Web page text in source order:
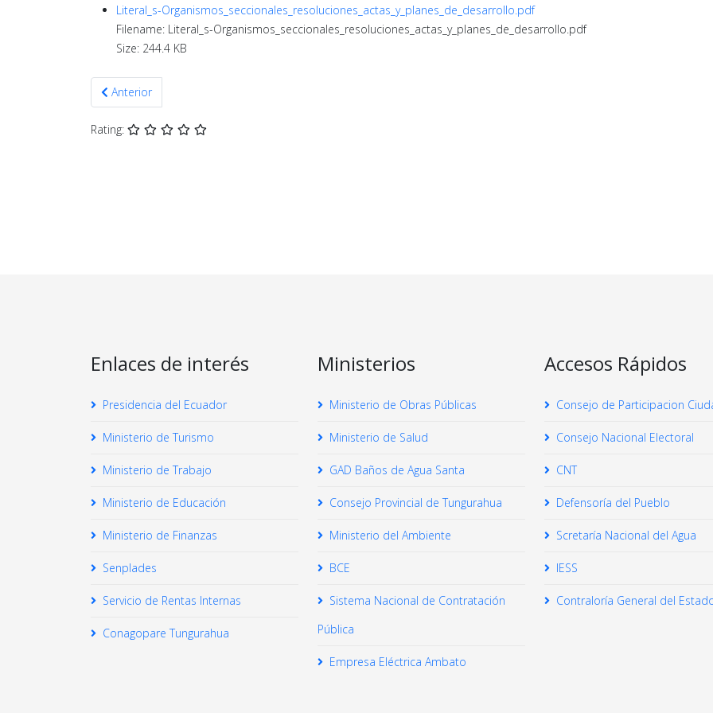
Literal_s-Organismos_seccionales_resoluciones_actas_y_planes_de_desarrollo.pdf
Filename: Literal_s-Organismos_seccionales_resoluciones_actas_y_planes_de_desarrollo.pdf
Size: 244.4 KB
Artículo anterior: Septiembre 2022
Anterior
Rating:
Enlaces de interés
Presidencia del Ecuador
Ministerio de Turismo
Ministerio de Trabajo
Ministerio de Educación
Ministerio de Finanzas
Senplades
Servicio de Rentas Internas
Conagopare Tungurahua
Ministerios
Ministerio de Obras Públicas
Ministerio de Salud
GAD Baños de Agua Santa
Consejo Provincial de Tungurahua
Ministerio del Ambiente
BCE
Sistema Nacional de Contratación
Pública
Empresa Eléctrica Ambato
Accesos Rápidos
Consejo de Participacion
Consejo Nacional Electoral
CNT
Defensoría del Pueblo
Scretaría Nacional del Agua
IESS
Contraloría General del